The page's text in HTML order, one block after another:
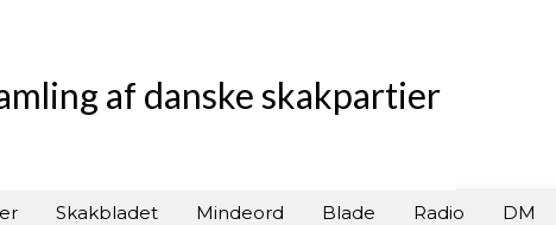
af danske skakpartier
Skakbladet Mindeord Blade Radio DM